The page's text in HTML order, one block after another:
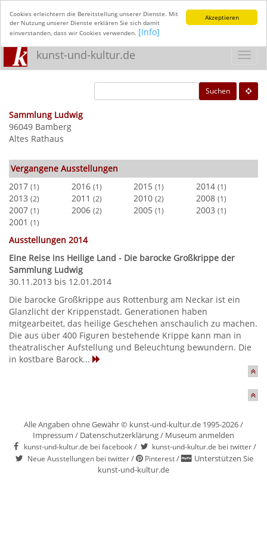
Akzeptieren
Cookies erleichtern die Bereitstellung unserer Dienste. Mit
der Nutzung unserer Dienste erklären Sie sich damit
einverstanden, dass wir Cookies verwenden. [Info]
kunst-und-kultur.de
Suchen
Sammlung Ludwig
96049 Bamberg
Altes Rathaus
Vergangene Ausstellungen
2017 (1) 2016 (1) 2015 (1) 2014 (1)
2013 (2) 2011 (2) 2010 (2) 2008 (1)
2007 (1) 2006 (2) 2005 (1) 2003 (1)
2001 (1)
Ausstellungen 2014
Eine Reise ins Heilige Land - Die barocke Großkrippe der
Sammlung Ludwig
30.11.2013 bis 12.01.2014
Die barocke Großkrippe aus Rottenburg am Neckar ist ein
Glanzlicht der Krippenstadt. Generationen haben
mitgearbeitet, das heilige Geschehen anschaulich zu machen.
Die aus über 400 Figuren bestehende Krippe kann man in
theatralischer Aufstellung und Beleuchtung bewundern. Die
in kostbare Barock...
Alle Angaben ohne Gewähr © kunst-und-kultur.de 1995-2026 /
Impressum / Datenschutzerklärung/ Museum anmelden
kunst-und-kultur.de bei facebook/ kunst-und-kultur.de bei twitter/
Neue Ausstellungen bei twitter/ Pinterest/
Unterstützen Sie
kunst-und-kultur.de